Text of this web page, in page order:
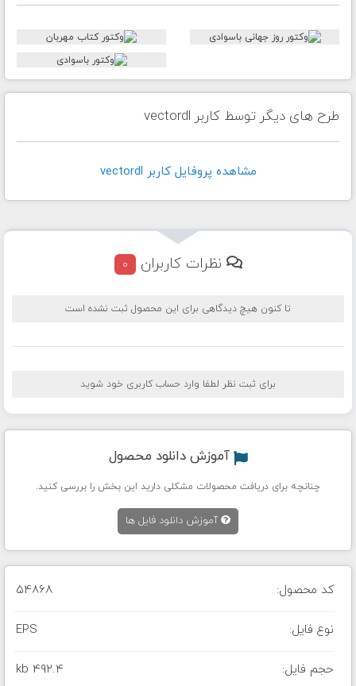
طرح های دیگر توسط کاربر vectordl
مشاهده پروفايل کاربر vectordl
نظرات کاربران 0
تا کنون هیچ دیدگاهی برای این محصول ثبت نشده است
برای ثبت نظر لطفا وارد حساب کاربری خود شوید
آموزش دانلود محصول
چنانچه برای دریافت محصولات مشکلی دارید این بخش را بررسی کنید.
آموزش دانلود فایل ها
کد محصول: 54868
نوع فایل: EPS
حجم فایل: 492.4 kb